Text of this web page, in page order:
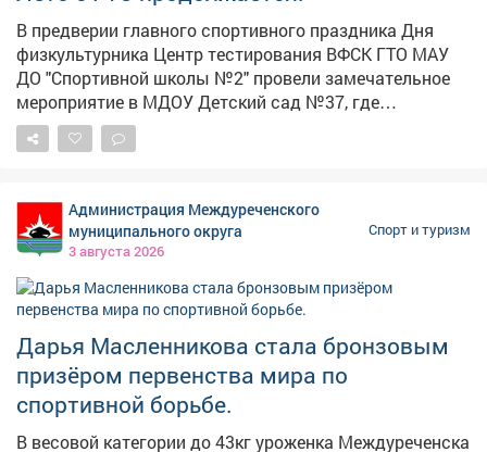
В предверии главного спортивного праздника Дня
физкультурника Центр тестирования ВФСК ГТО МАУ
ДО "Спортивной школы №2" провели замечательное
мероприятие в МДОУ Детский сад №37, где
познакомил малышей с комплексом "Готов к труду и
обороне" - Талисманы ГТО - зайка Лиза и леопард Вика
упражнений нескольких видов испытаний. Малыши с
азартом и интересом выполняли задания которые для
них подготовили талисманы ,узнали о важности
Мероприятие прошло в игровой форме, что сделало
мероприятие увлекательным для всех участников.
Такие встречи играют важную роль в приобщении
детей к здоровому образу жизни. Комплекс ГТО не
только развивает физические качества, но и
формирует у детей правильные жизненные ценности:
целеустремленность, дисциплину и стремление к
Администрация Междуреченского
муниципального округа
3 августа 2026
Спорт и туризм
Дарья Масленникова стала бронзовым
призёром первенства мира по
спортивной борьбе.
В весовой категории до 43кг уроженка Междуреченска